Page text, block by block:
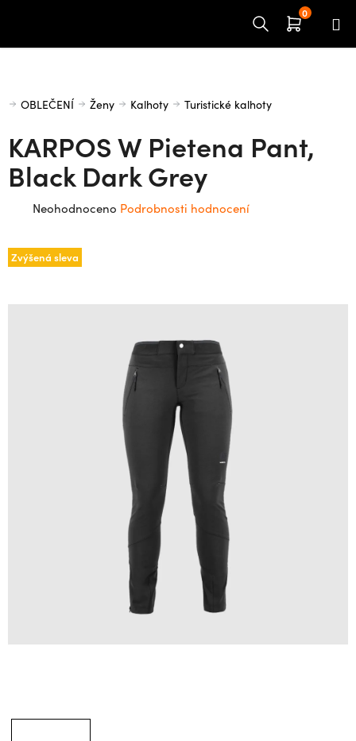
Domů
OBLEČENÍ Ženy Kalhoty Turistické kalhoty
KARPOS W Pietena Pant,
Black Dark Grey
Průměrné
produktu
je
z
Neohodnoceno Podrobnosti hodnocení
Zvýšená sleva